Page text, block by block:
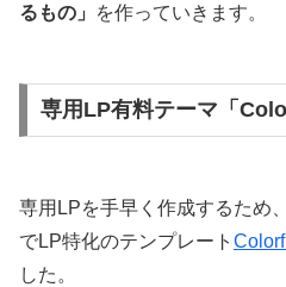
るもの」
を作っていきます。
専用LP有料テーマ「
専用LPを手早く作成するため
でLP特化のテンプレート
した。